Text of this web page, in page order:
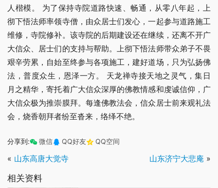
人楷模。 为了保持寺院道路快速、畅通，从零八年起，上
彻下悟法师率领寺僧，由众居士们发心，一起参与道路施工
维修，寺院修补。该寺院的后期建设还在继续，还离不开广
大信众、居士们的支持与帮助。上彻下悟法师带众弟子不畏
艰辛劳累，自始至终参与各项施工，建好道场，只为弘扬佛
法，普度众生，恩泽一方。 天龙禅寺接天地之灵气，集日
月之精华，寄托着广大信众深厚的佛教情感和虔诚信仰，广
大信众极为推崇膜拜。每逢佛教法会，信众居士前来观礼法
会，烧香朝拜者纷至沓来，络绎不绝。
分享到: 微信 QQ好友 QQ空间
« 山东高唐大觉寺 山东济宁大悲庵 »
相关资料